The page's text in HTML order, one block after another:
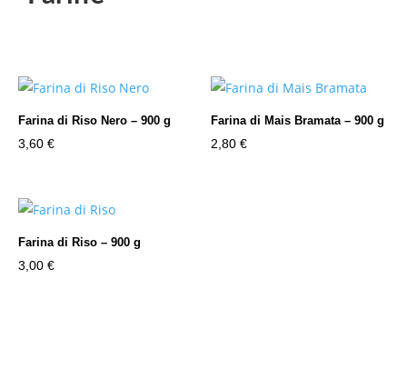
Farina di Riso Nero – 900 g
3,60 €
Farina di Mais Bramata – 900 g
2,80€
Farina di Riso – 900 g
3,00 €